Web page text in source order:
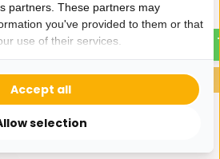
20,- 12,95
partners. These partners may
you've provided to them or that
use of their services.
selection
Accept all